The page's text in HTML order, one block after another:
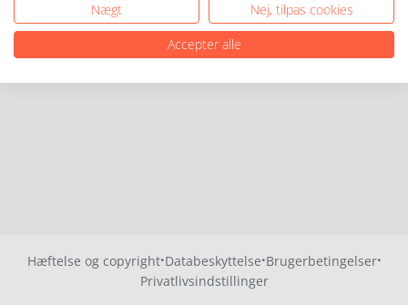
Hæftelse og copyright·Databeskyttelse·Brugerbetingelser·
Privatlivsindstillinger
Nægt
Nej, tilpas cookies
Accepter alle